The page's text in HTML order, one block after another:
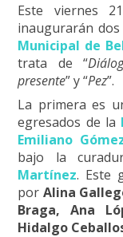
Este viernes
inaugurarán
Municipal de
trata de “
presente” y “Pez”.
La primera es
egresados de la
Emiliano
bajo la
Martínez. Este
por Alina
Braga, Ana
Hidalgo